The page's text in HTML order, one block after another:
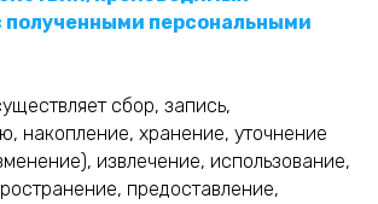
полученными персональными
сбор, запись,
накопление, хранение, уточнение
извлечение, использование,
предоставление,